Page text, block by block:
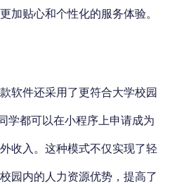
加贴心和个性化的服务体验。
软件还采用了更符合大学校园
学都可以在小程序上申请成为
收入。这种模式不仅实现了轻
园内的人力资源优势，提高了